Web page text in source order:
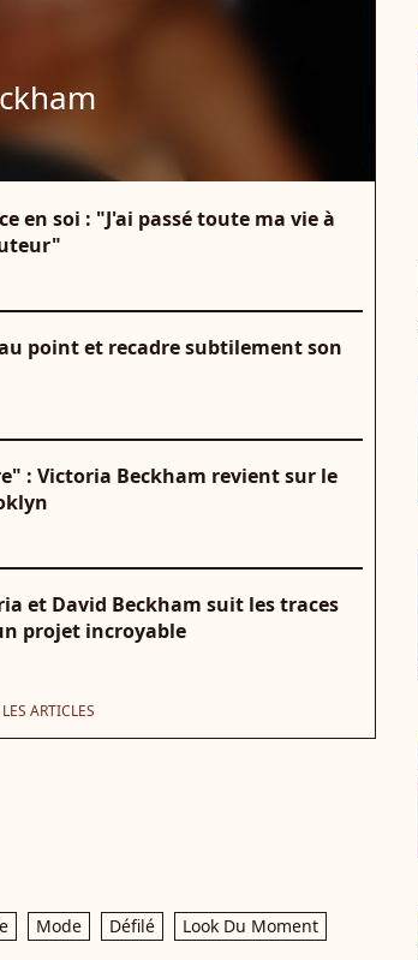
en soi : "J'ai passé toute ma vie à
point et recadre subtilement son
: Victoria Beckham revient sur le
et David Beckham suit les traces
projet incroyable
ARTICLES
Mode Défilé
Look Du Moment